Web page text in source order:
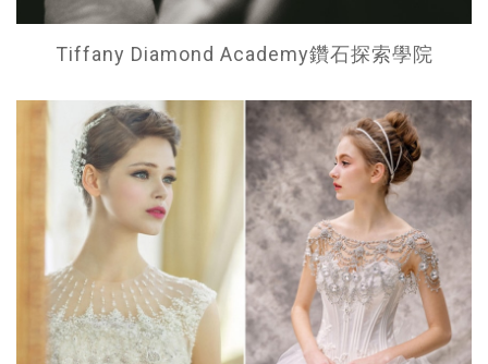
Tiffany Diamond Academy鑽石探索學院